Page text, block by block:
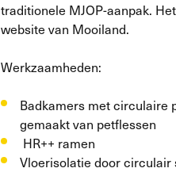
traditionele MJOP-aanpak. Het
website van Mooiland.
Werkzaamheden:
Badkamers met circulaire
gemaakt van petflessen
HR++ ramen
Vloerisolatie door circulair